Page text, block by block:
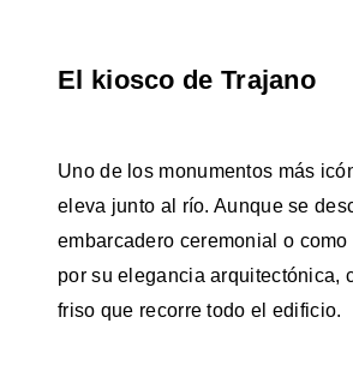
El kiosco de Trajano
Uno de los monumentos más
eleva junto al río. Aunque se
embarcadero ceremonial o
por su elegancia arquitectónica,
friso que recorre todo el edificio.